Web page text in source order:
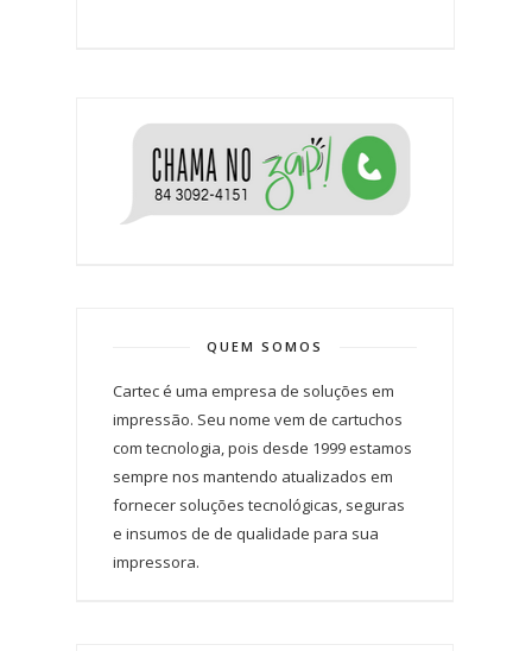
QUEM SOMOS
Cartec é uma empresa de soluções em
impressão. Seu nome vem de cartuchos
com tecnologia, pois desde 1999 estamos
sempre nos mantendo atualizados em
fornecer soluções tecnológicas, seguras
e insumos de de qualidade para sua
impressora.